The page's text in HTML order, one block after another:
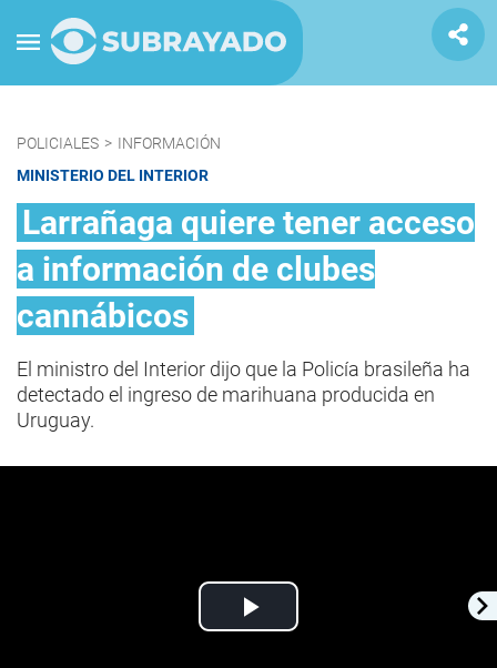
POLICIALES > INFORMACIÓN
MINISTERIO DEL INTERIOR
Larrañaga quiere tener acceso
a información de clubes
cannábicos
El ministro del Interior dijo que la Policía brasileña ha
detectado el ingreso de marihuana producida en
Uruguay.
Play